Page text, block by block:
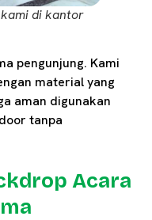
di kantor
pengunjung. Kami
material yang
aman digunakan
tanpa
Acara